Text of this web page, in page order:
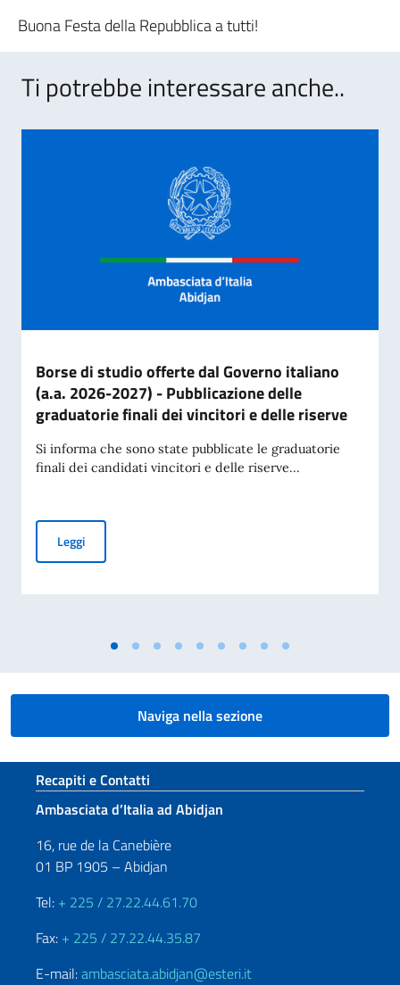
Buona Festa della Repubblica a tutti!
Ti potrebbe interessare anche..
Borse di studio offerte dal Governo italiano
(a.a. 2026-2027) - Pubblicazione delle
graduatorie finali dei vincitori e delle riserve
Si informa che sono state pubblicate le graduatorie
finali dei candidati vincitori e delle riserve...
LeggiBorse di studio offerte dal Governo italiano (a.a. 2026-
Naviga nella sezione
Sezione footer
Recapiti e Contatti
Ambasciata d’Italia ad Abidjan
16, rue de la Canebière
01 BP 1905 – Abidjan
Tel: + 225 / 27.22.44.61.70
Fax: + 225 / 27.22.44.35.87
E-mail:ambasciata.abidjan@esteri.it